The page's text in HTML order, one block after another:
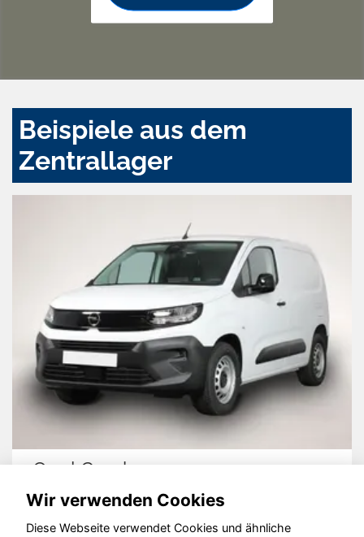
Beispiele aus dem
Zentrallager
Opel Combo
Wir verwenden Cookies
Diese Webseite verwendet Cookies und ähnliche